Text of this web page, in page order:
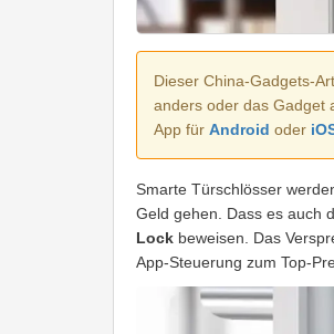
Dieser China-Gadgets-
anders oder das Gadget
App für Android oder
Smarte Türschlösser
Geld gehen. Dass es auch
Lock beweisen. Das
App-Steuerung zum Top-